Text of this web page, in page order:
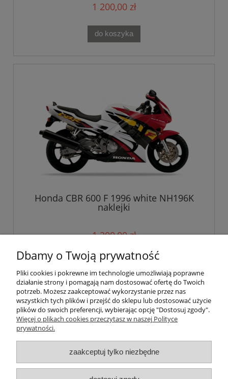
1 200,00 zł
do koszyka
Honda CBR 600 F 1996 white NH196K
naklejki
1 200,00 zł
do koszyka
Pomoc
Płatności i dostawa
Dbamy o Twoją prywatność
Pliki cookies i pokrewne im technologie umożliwiają poprawne
działanie strony i pomagają nam dostosować ofertę do Twoich
potrzeb. Możesz zaakceptować wykorzystanie przez nas
wszystkich tych plików i przejść do sklepu lub dostosować użycie
plików do swoich preferencji, wybierając opcję "Dostosuj zgody".
Więcej o plikach cookies przeczytasz w naszej Polityce
prywatności.
zaakceptuj tylko niezbędne